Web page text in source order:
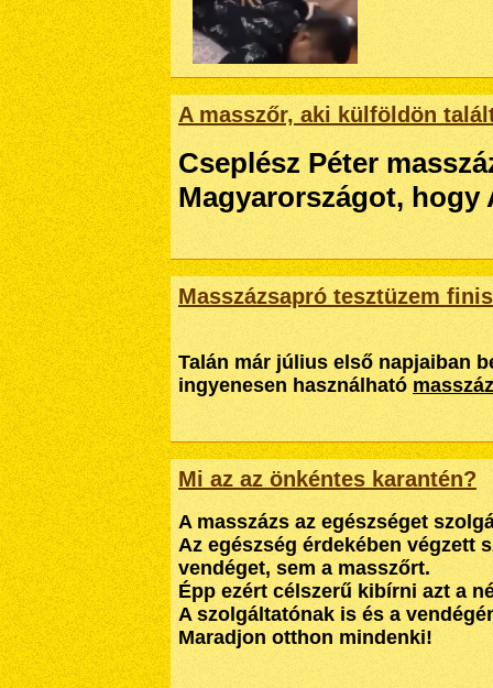
A masszőr, aki külföldön
Cseplész Péter
Magyarországot, hogy
Masszázsapró tesztüzem
Talán már július első napjaiban
ingyenesen használható
Mi az az önkéntes karantén?
A masszázs az egészséget
Az egészség érdekében végzett
vendéget, sem a masszőrt.
Épp ezért célszerű kibírni azt a
A szolgáltatónak is és a
Maradjon otthon mindenki!